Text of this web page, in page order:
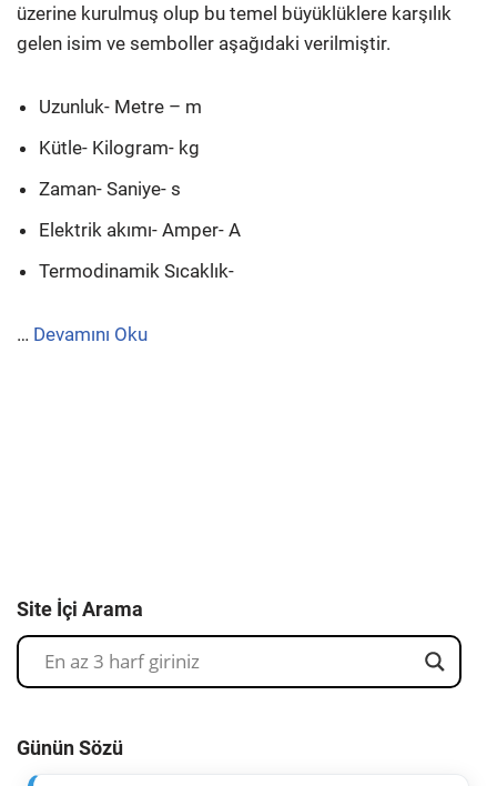
üzerine kurulmuş olup bu temel büyüklüklere karşılık
gelen isim ve semboller aşağıdaki verilmiştir.
Uzunluk- Metre – m
Kütle- Kilogram- kg
Zaman- Saniye- s
Elektrik akımı- Amper- A
Termodinamik Sıcaklık-
… Devamını Oku
Site İçi Arama
Günün Sözü